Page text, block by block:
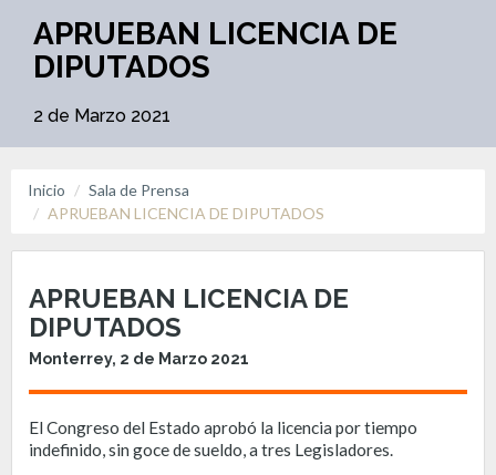
APRUEBAN LICENCIA DE
DIPUTADOS
2 de Marzo 2021
Inicio
Sala de Prensa
APRUEBAN LICENCIA DE DIPUTADOS
APRUEBAN LICENCIA DE
DIPUTADOS
Monterrey, 2 de Marzo 2021
El Congreso del Estado aprobó la licencia por tiempo
indefinido, sin goce de sueldo, a tres Legisladores.